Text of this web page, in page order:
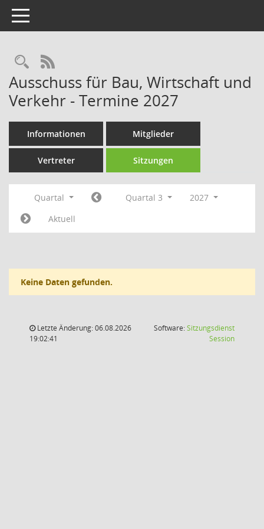
Toggle navigation
Rechercheauswahl
RSS-Feed
Ausschuss für Bau, Wirtschaft und
Verkehr - Termine 2027
Informationen Mitglieder
Vertreter Sitzungen
Quartal Quartal 3
2027
Aktuell
Keine Daten gefunden.
Letzte Änderung: 06.08.2026
19:02:41
Software:Sitzungsdienst
Session(Wird in